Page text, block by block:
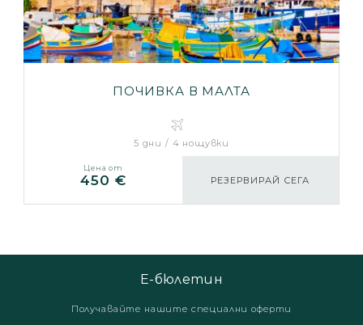
ПОЧИВКА В МАЛТА
5 дни / 4 нощувки
Цена от
450 € РЕЗЕРВИРАЙ СЕГА
Е-бюлетин
Получавайте нашите специални оферти